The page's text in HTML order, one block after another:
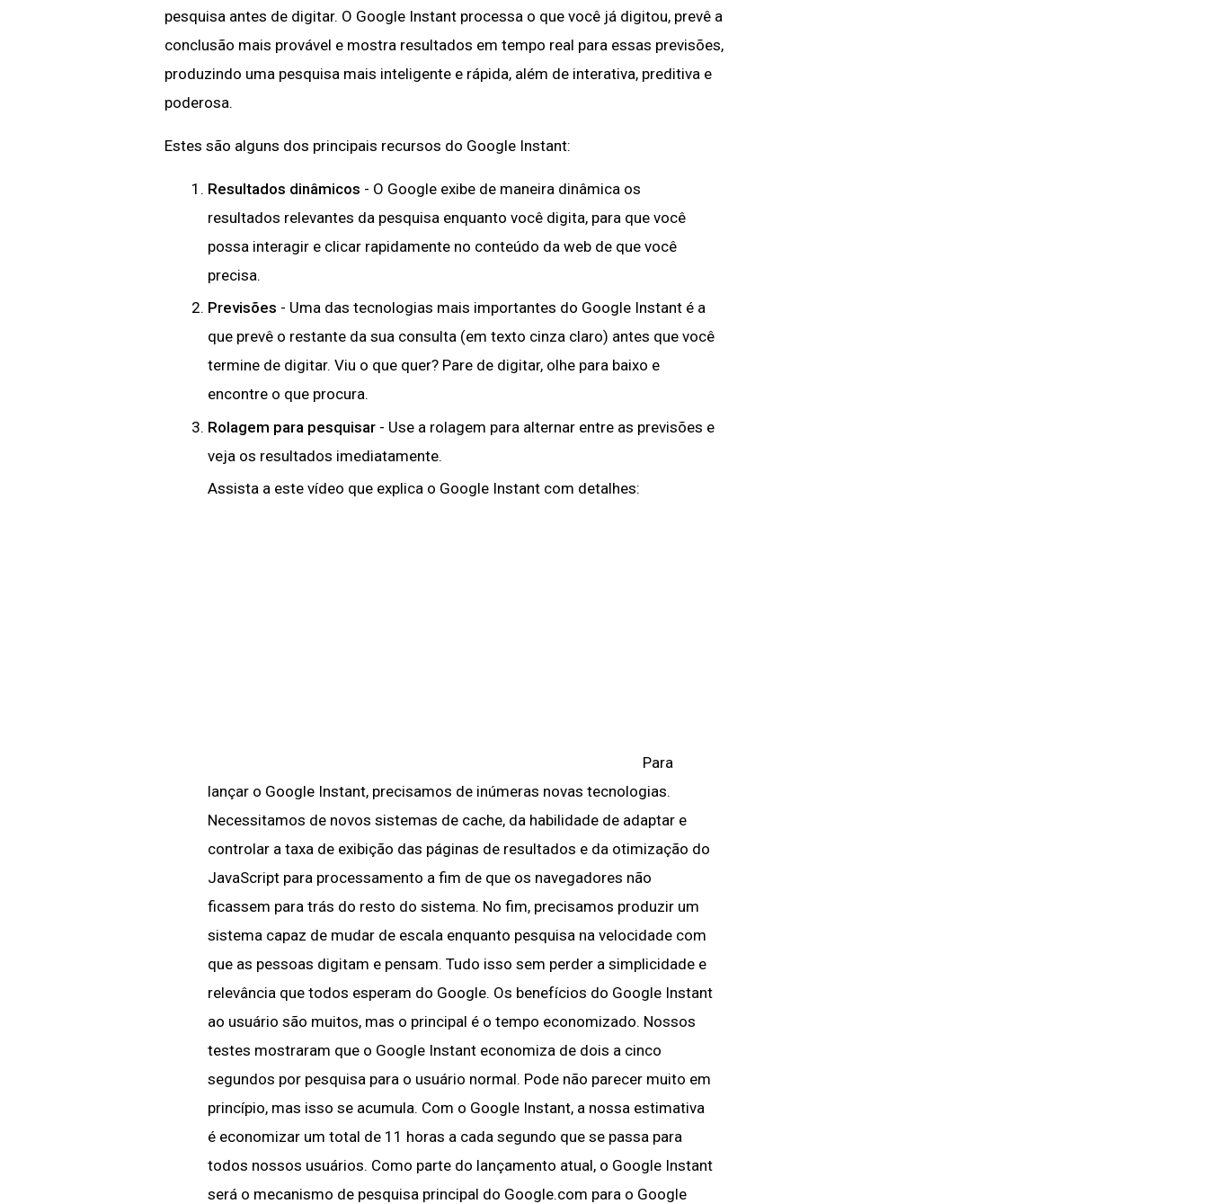
pesquisa antes de digitar. O Google Instant processa o que você já digitou, prevê a
conclusão mais provável e mostra resultados em tempo real para essas previsões,
produzindo uma pesquisa mais inteligente e rápida, além de interativa, preditiva e
poderosa.
Estes são alguns dos principais recursos do Google Instant:
Resultados dinâmicos - O Google exibe de maneira dinâmica os
resultados relevantes da pesquisa enquanto você digita, para que você
possa interagir e clicar rapidamente no conteúdo da web de que você
precisa.
Previsões - Uma das tecnologias mais importantes do Google Instant é a
que prevê o restante da sua consulta (em texto cinza claro) antes que você
termine de digitar. Viu o que quer? Pare de digitar, olhe para baixo e
encontre o que procura.
Rolagem para pesquisar - Use a rolagem para alternar entre as previsões e
veja os resultados imediatamente.
Assista a este vídeo que explica o Google Instant com detalhes:
Para
lançar o Google Instant, precisamos de inúmeras novas tecnologias.
Necessitamos de novos sistemas de cache, da habilidade de adaptar e
controlar a taxa de exibição das páginas de resultados e da otimização do
JavaScript para processamento a fim de que os navegadores não
ficassem para trás do resto do sistema. No fim, precisamos produzir um
sistema capaz de mudar de escala enquanto pesquisa na velocidade com
que as pessoas digitam e pensam. Tudo isso sem perder a simplicidade e
relevância que todos esperam do Google. Os benefícios do Google Instant
ao usuário são muitos, mas o principal é o tempo economizado. Nossos
testes mostraram que o Google Instant economiza de dois a cinco
segundos por pesquisa para o usuário normal. Pode não parecer muito em
princípio, mas isso se acumula. Com o Google Instant, a nossa estimativa
é economizar um total de 11 horas a cada segundo que se passa para
todos nossos usuários. Como parte do lançamento atual, o Google Instant
será o mecanismo de pesquisa principal do Google.com para o Google